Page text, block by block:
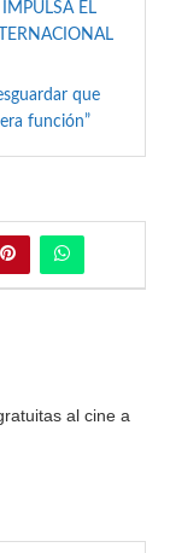
EL
que
función”
al cine a